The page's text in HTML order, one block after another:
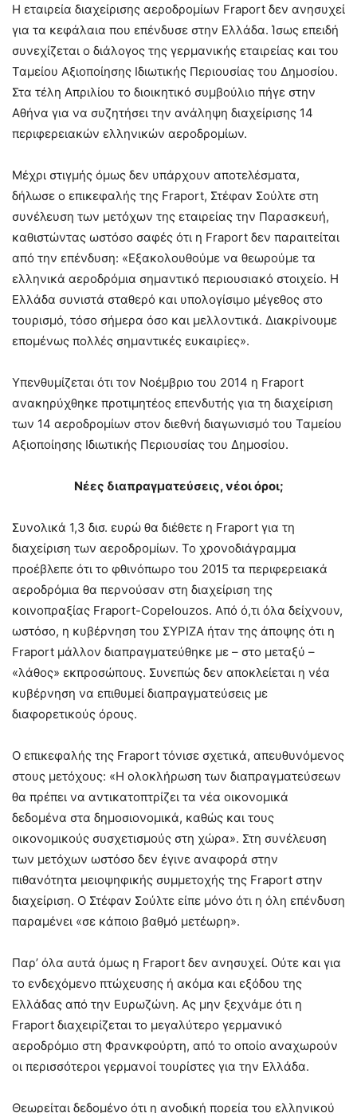
H εταιρεία διαχείρισης αεροδρομίων Fraport δεν ανησυχεί
για τα κεφάλαια που επένδυσε στην Ελλάδα. Ίσως επειδή
συνεχίζεται ο διάλογος της γερμανικής εταιρείας και του
Ταμείου Αξιοποίησης Ιδιωτικής Περιουσίας του Δημοσίου.
Στα τέλη Απριλίου το διοικητικό συμβούλιο πήγε στην
Αθήνα για να συζητήσει την ανάληψη διαχείρισης 14
περιφερειακών ελληνικών αεροδρομίων.
Μέχρι στιγμής όμως δεν υπάρχουν αποτελέσματα,
δήλωσε ο επικεφαλής της Fraport, Στέφαν Σούλτε στη
συνέλευση των μετόχων της εταιρείας την Παρασκευή,
καθιστώντας ωστόσο σαφές ότι η Fraport δεν παραιτείται
από την επένδυση: «Εξακολουθούμε να θεωρούμε τα
ελληνικά αεροδρόμια σημαντικό περιουσιακό στοιχείο. Η
Ελλάδα συνιστά σταθερό και υπολογίσιμο μέγεθος στο
τουρισμό, τόσο σήμερα όσο και μελλοντικά. Διακρίνουμε
επομένως πολλές σημαντικές ευκαιρίες».
Υπενθυμίζεται ότι τον Νοέμβριο του 2014 η Fraport
ανακηρύχθηκε προτιμητέος επενδυτής για τη διαχείριση
των 14 αεροδρομίων στον διεθνή διαγωνισμό του Ταμείου
Αξιοποίησης Ιδιωτικής Περιουσίας του Δημοσίου.
Νέες διαπραγματεύσεις, νέοι όροι;
Συνολικά 1,3 δισ. ευρώ θα διέθετε η Fraport για τη
διαχείριση των αεροδρομίων. Το χρονοδιάγραμμα
προέβλεπε ότι το φθινόπωρο του 2015 τα περιφερειακά
αεροδρόμια θα περνούσαν στη διαχείριση της
κοινοπραξίας Fraport-Copelouzos. Από ό,τι όλα δείχνουν,
ωστόσο, η κυβέρνηση του ΣΥΡΙΖΑ ήταν της άποψης ότι η
Fraport μάλλον διαπραγματεύθηκε με – στο μεταξύ –
«λάθος» εκπροσώπους. Συνεπώς δεν αποκλείεται η νέα
κυβέρνηση να επιθυμεί διαπραγματεύσεις με
διαφορετικούς όρους.
Ο επικεφαλής της Fraport τόνισε σχετικά, απευθυνόμενος
στους μετόχους: «Η ολοκλήρωση των διαπραγματεύσεων
θα πρέπει να αντικατοπτρίζει τα νέα οικονομικά
δεδομένα στα δημοσιονομικά, καθώς και τους
οικονομικούς συσχετισμούς στη χώρα». Στη συνέλευση
των μετόχων ωστόσο δεν έγινε αναφορά στην
πιθανότητα μειοψηφικής συμμετοχής της Fraport στην
διαχείριση. Ο Στέφαν Σούλτε είπε μόνο ότι η όλη επένδυση
παραμένει «σε κάποιο βαθμό μετέωρη».
Παρ’ όλα αυτά όμως η Fraport δεν ανησυχεί. Ούτε και για
το ενδεχόμενο πτώχευσης ή ακόμα και εξόδου της
Ελλάδας από την Ευρωζώνη. Ας μην ξεχνάμε ότι η
Fraport διαχειρίζεται το μεγαλύτερο γερμανικό
αεροδρόμιο στη Φρανκφούρτη, από το οποίο αναχωρούν
οι περισσότεροι γερμανοί τουρίστες για την Ελλάδα.
Θεωρείται δεδομένο ότι η ανοδική πορεία του ελληνικού